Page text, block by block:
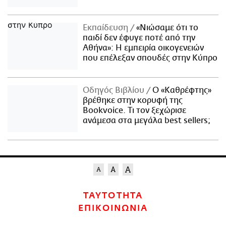
Εκπαίδευση
«Νιώσαμε ότι το
παιδί δεν έφυγε ποτέ από την
Αθήνα»: Η εμπειρία οικογενειών
που επέλεξαν σπουδές στην Κύπρο
Οδηγός Βιβλίου
Ο «Καθρέφτης»
βρέθηκε στην κορυφή της
Bookvoice. Τι τον ξεχώρισε
ανάμεσα στα μεγάλα best sellers;
ΤΑΥΤΟΤΗΤΑ
ΕΠΙΚΟΙΝΩΝΙΑ